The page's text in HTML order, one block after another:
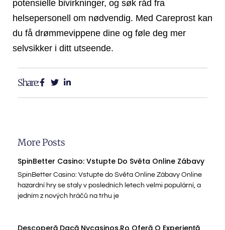
potensielle bivirkninger, og søk råd fra
helsepersonell om nødvendig. Med Careprost kan
du få drømmevippene dine og føle deg mer
selvsikker i ditt utseende.
Share:
More Posts
SpinBetter Casino: Vstupte Do Světa Online Zábavy
SpinBetter Casino: Vstupte do Světa Online Zábavy Online
hazardní hry se staly v posledních letech velmi populární, a
jedním z nových hráčů na trhu je